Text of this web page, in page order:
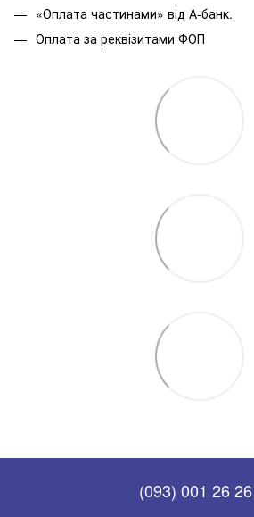
«Оплата частинами» від А-банк.
Оплата за реквізитами ФОП
(093) 001 26 26